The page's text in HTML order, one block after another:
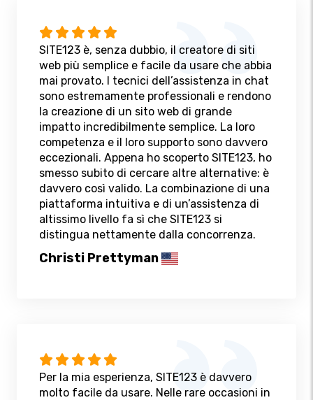
SITE123 è, senza dubbio, il creatore di siti
web più semplice e facile da usare che abbia
mai provato. I tecnici dell’assistenza in chat
sono estremamente professionali e rendono
la creazione di un sito web di grande
impatto incredibilmente semplice. La loro
competenza e il loro supporto sono davvero
eccezionali. Appena ho scoperto SITE123, ho
smesso subito di cercare altre alternative: è
davvero così valido. La combinazione di una
piattaforma intuitiva e di un’assistenza di
altissimo livello fa sì che SITE123 si
distingua nettamente dalla concorrenza.
Christi Prettyman
Per la mia esperienza, SITE123 è davvero
molto facile da usare. Nelle rare occasioni in